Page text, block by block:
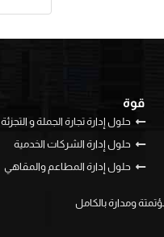
قوة
حلول إدارة تجارة الجملة و التجزئة
حلول إدارة الشركات الخدمية
حلول إدارة المطاعم والمقاهي
ومدارة بالكامل